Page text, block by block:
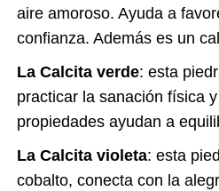
aire amoroso. Ayuda a
confianza. Además es un
La Calcita verde: esta
practicar la sanación física
propiedades ayudan a
La Calcita violeta: esta
cobalto, conecta con la